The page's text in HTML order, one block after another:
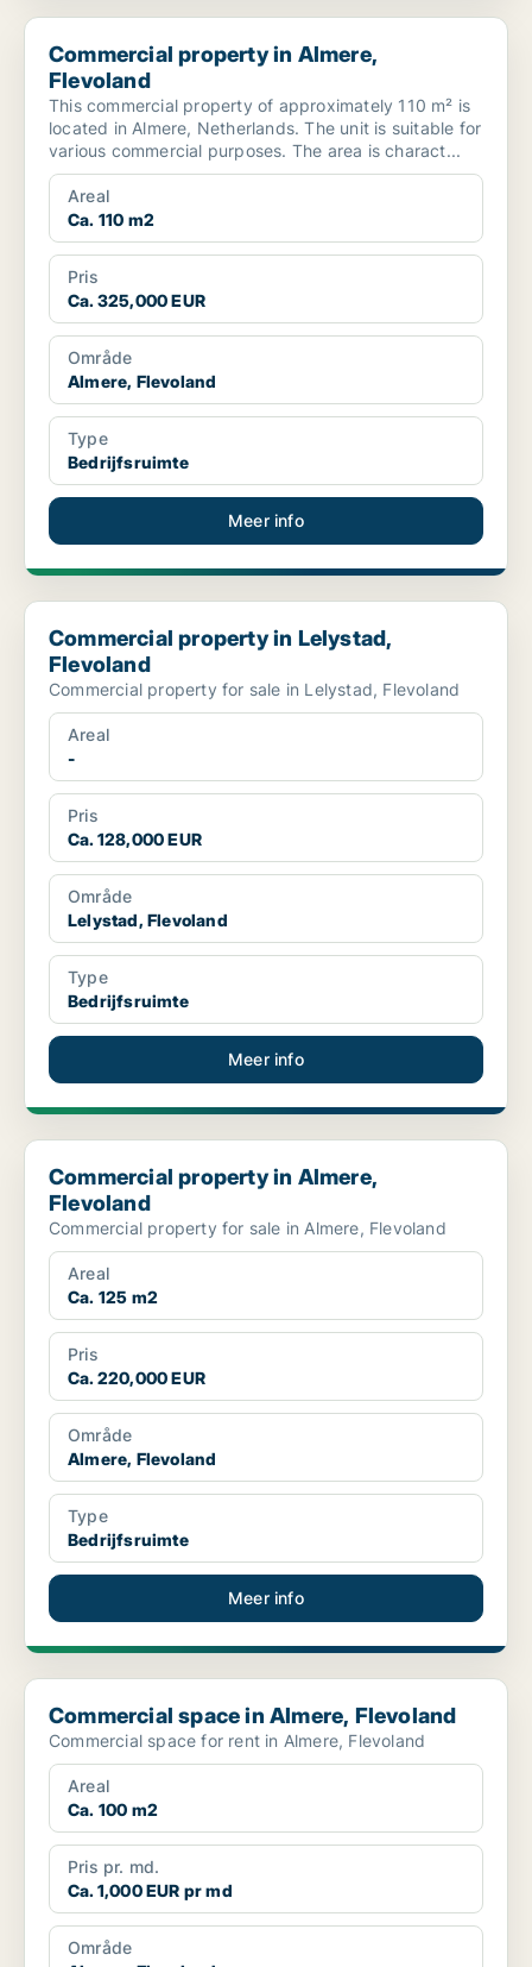
Commercial property in Almere, Flevoland
Commercial property in Almere,
Flevoland
This commercial property of approximately 110 m² is
located in Almere, Netherlands. The unit is suitable for
various commercial purposes. The area is charact...
Areal
Ca. 110 m2
Pris
Ca. 325,000 EUR
Område
Almere, Flevoland
Type
Bedrijfsruimte
Meer info
Commercial property in Lelystad, Flevoland
Commercial property in Lelystad,
Flevoland
Commercial property for sale in Lelystad, Flevoland
Areal
-
Pris
Ca. 128,000 EUR
Område
Lelystad, Flevoland
Type
Bedrijfsruimte
Meer info
Commercial property in Almere, Flevoland
Commercial property in Almere,
Flevoland
Commercial property for sale in Almere, Flevoland
Areal
Ca. 125 m2
Pris
Ca. 220,000 EUR
Område
Almere, Flevoland
Type
Bedrijfsruimte
Meer info
Commercial space in Almere, Flevoland
Commercial space in Almere, Flevoland
Commercial space for rent in Almere, Flevoland
Areal
Ca. 100 m2
Pris pr. md.
Ca. 1,000 EUR pr md
Område